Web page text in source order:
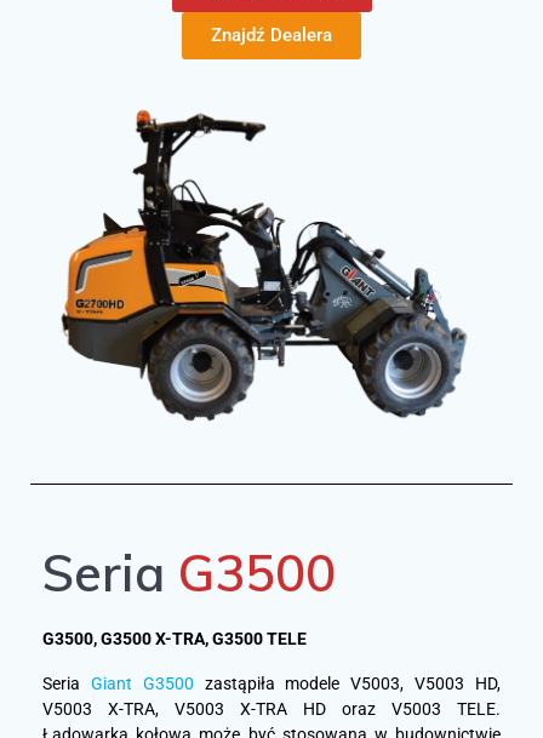
Znajdź Dealera
Seria G3500
G3500, G3500 X-TRA, G3500 TELE
Seria Giant G3500 zastąpiła modele V5003, V5003 HD,
V5003 X-TRA, V5003 X-TRA HD oraz V5003 TELE.
Ładowarka kołowa może być stosowana w budownictwie